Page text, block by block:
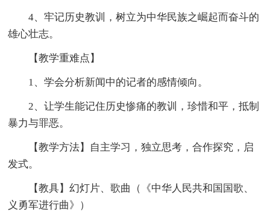
4、牢记历史教训，树立为中华民族之崛起而奋斗的
雄心壮志。
【教学重难点】
1、学会分析新闻中的记者的感情倾向。
2、让学生能记住历史惨痛的教训，珍惜和平，抵制
暴力与罪恶。
【教学方法】自主学习，独立思考，合作探究，启
发式。
【教具】幻灯片、歌曲（《中华人民共和国国歌、
义勇军进行曲》）